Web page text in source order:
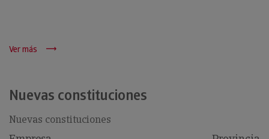
Ver más
Nuevas constituciones
Nuevas constituciones